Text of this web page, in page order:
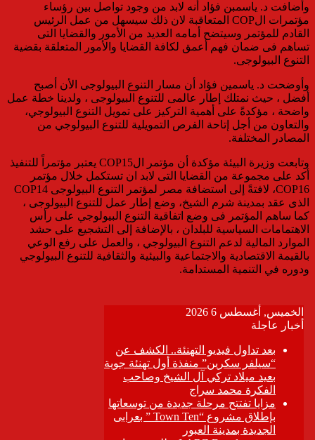
وأضافت د. ياسمبن فؤاد أنه لابد من وجود تواصل بين رؤساء
مؤتمرات الCOP المتعاقبة لان ذلك سيسهل من عمل الرئيس
القادم للمؤتمر وسيتضح أمامه العديد من الأمور والقضايا التى
تساهم فى ضمان فهم أعمق لكافة القضايا والأمور المتعلقة بقضية
التنوع البيولوجى.
وأوضحت د. ياسمين فؤاد أن مسار التنوع البيولوجى الأن أصبح
أفضل ، حيث نمتلك إطار عالمى للتنوع البيولوجى ، ولدينا خطة عمل
واضحة ، مؤكدةً على أهمية التركيز على تمويل التنوع البيولوجي،
والتعاون من أجل إتاحة الفرص التمويلية للتنوع البيولوجي من
المصادر المختلفة.
وتابعت وزيرة البيئة مؤكدة أن مؤتمر الCOP15 يعتبر مؤتمراً للتنفيذ
أكد على مجموعة من القضايا التى لابد ان تستكمل خلال مؤتمر
COP16، لافتةً إلى استضافة مصر لمؤتمر التنوع البيولوجى COP14
الذى عقد بمدينة شرم الشيخ، وضع إطار عمل للتنوع البيولوجى ،
كما ساهم المؤتمر فى وضع اتفاقية التنوع البيولوجي على رأس
الاهتمامات السياسية للبلدان ، بالإضافة إلى التشجيع على حشد
الموارد المالية لدعم التنوع البيولوجي ، والعمل على رفع الوعي
بالقيمة الاقتصادية والاجتماعية والبيئية والثقافية للتنوع البيولوجي
ودوره في التنمية المستدامة.